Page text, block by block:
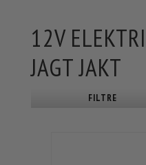
12V
JAGT JAKT
FILTRE